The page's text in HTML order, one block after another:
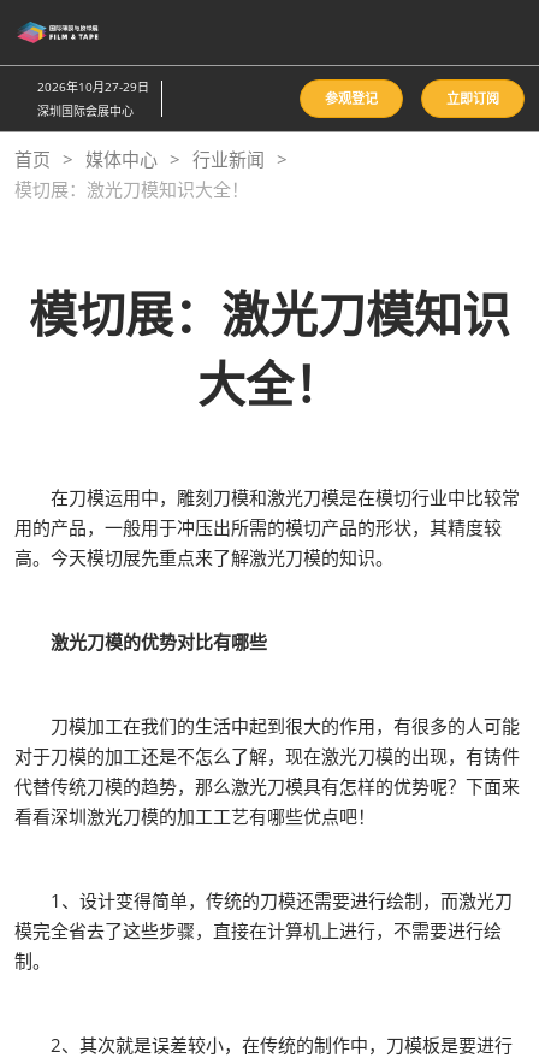
接
跳
至
内
容
2026年10月27-29日
深圳国际会展中心
参观登记 立即订阅
首页 媒体中心
行业新闻
模切展：激光刀模知识大全！
模切展：激光刀模知识
大全！
在刀模运用中，雕刻刀模和激光刀模是在模切行业中比较常
用的产品，一般用于冲压出所需的模切产品的形状，其精度较
高。今天模切展先重点来了解激光刀模的知识。
激光刀模的优势对比有哪些
刀模加工在我们的生活中起到很大的作用，有很多的人可能
对于刀模的加工还是不怎么了解，现在激光刀模的出现，有铸件
代替传统刀模的趋势，那么激光刀模具有怎样的优势呢？下面来
看看深圳激光刀模的加工工艺有哪些优点吧！
1、设计变得简单，传统的刀模还需要进行绘制，而激光刀
模完全省去了这些步骤，直接在计算机上进行，不需要进行绘
制。
2、其次就是误差较小，在传统的制作中，刀模板是要进行